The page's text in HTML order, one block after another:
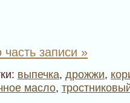
записи »
выпечка, дрожжи,
масло,